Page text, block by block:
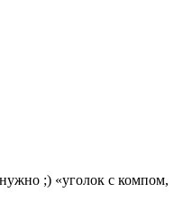
;) «уголок с компом,